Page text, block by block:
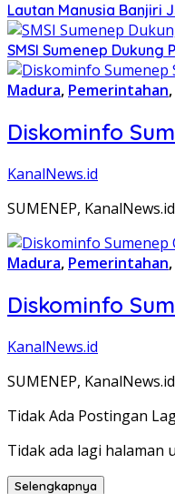
Lautan Manusia Banjiri
SMSI Sumenep
Madura, Pemerintahan,
Diskominfo
KanalNews.id
SUMENEP,
Madura, Pemerintahan,
Diskominfo
KanalNews.id
SUMENEP,
Tidak Ada Postingan
Tidak ada lagi halaman
Selengkapnya